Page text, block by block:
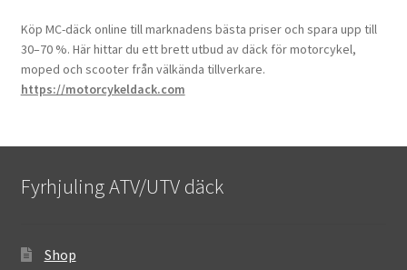
Köp MC-däck online till marknadens bästa priser och spara upp till
30–70 %. Här hittar du ett brett utbud av däck för motorcykel,
moped och scooter från välkända tillverkare.
https://motorcykeldack.com
Fyrhjuling ATV/UTV däck
Shop